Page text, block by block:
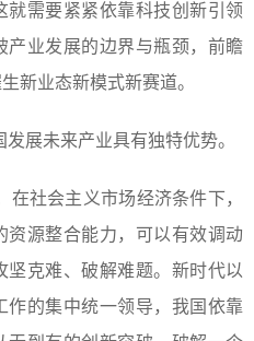
需要紧紧依靠科技创新引领
产业发展的边界与瓶颈，前瞻
新业态新模式新赛道。
展未来产业具有独特优势。
社会主义市场经济条件下，
源整合能力，可以有效调动
克难、破解难题。新时代以
作的集中统一领导，我国依靠